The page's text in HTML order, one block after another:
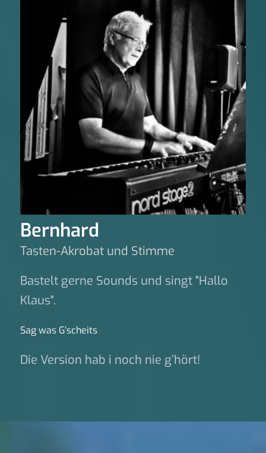
Bernhard
Tasten-Akrobat und Stimme
Bastelt gerne Sounds und singt "Hallo
Klaus".
Sag was G‘scheits
Die Version hab i noch nie g’hört!